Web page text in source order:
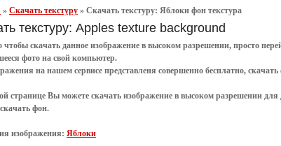
» Скачать текстуру » Скачать текстуру: Яблоки фон текстура
текстуру: Apples texture background
чтобы скачать данное изображение в высоком разрешении, просто
фото на свой компьютер.
на нашем сервисе представленя совершенно бесплатно, скачать
странице Вы можете скачать изображение в высоком разрешении для
фон.
изображения: Яблоки